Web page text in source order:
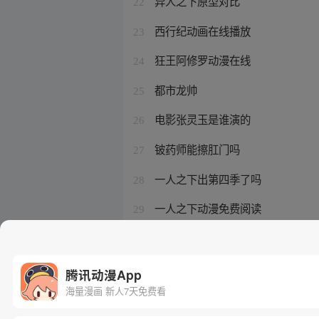
23 西行纪动画在线播放
24 狂王阿修罗动漫在线
25 都市龙帅
26 电影张灵玉是谁演的
27 铍药师能擦肛门吗
28 一人之下出第四季了吗
29 一人之下动漫免费阅读
腾讯动漫App
海量漫画 新人7天免费看